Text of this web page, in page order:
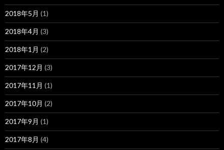
2018年5月 (1)
2018年4月 (3)
2018年1月 (2)
2017年12月 (3)
2017年11月 (1)
2017年10月 (2)
2017年9月 (1)
2017年8月 (4)